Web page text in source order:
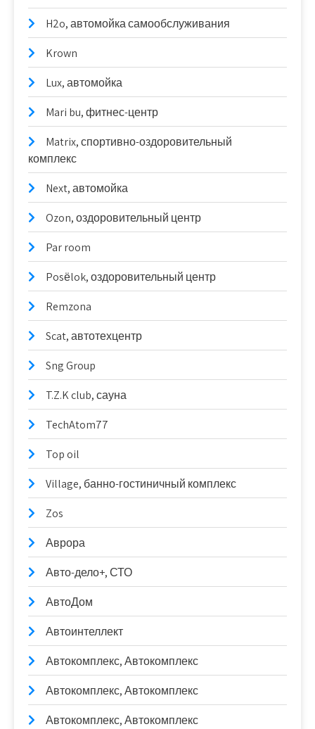
H2o, автомойка самообслуживания
Krown
Lux, автомойка
Mari bu, фитнес-центр
Matrix, спортивно-оздоровительный
комплекс
Next, автомойка
Ozon, оздоровительный центр
Par room
Posёlok, оздоровительный центр
Remzona
Scat, автотехцентр
Sng Group
T.Z.K club, сауна
TechAtom77
Top oil
Village, банно-гостиничный комплекс
Zos
Аврора
Авто-дело+, СТО
АвтоДом
Автоинтеллект
Автокомплекс, Автокомплекс
Автокомплекс, Автокомплекс
Автокомплекс, Автокомплекс